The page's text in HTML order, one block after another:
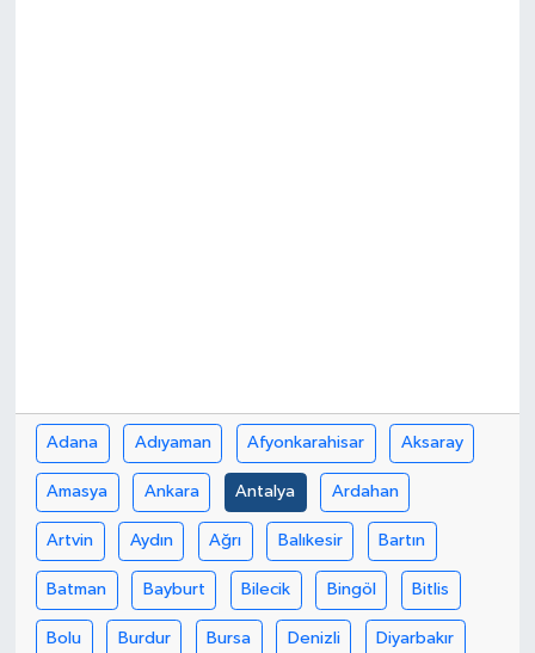
Adana Adıyaman Afyonkarahisar Aksaray
Amasya Ankara Antalya Ardahan
Artvin Aydın Ağrı Balıkesir Bartın
Batman Bayburt Bilecik Bingöl Bitlis
Bolu Burdur Bursa Denizli Diyarbakır
2024 Seçim Sonuçları